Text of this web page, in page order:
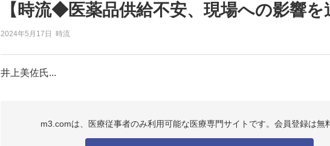
【時流◆医薬品供給不安、現場への影響を
2024年5月17日 時流
井上美佐氏...
m3.comは、医療従事者のみ利用可能な医療専門サイトです。会員登録は無